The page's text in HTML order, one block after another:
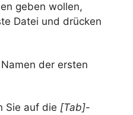
geben wollen,
Datei und drücken
der ersten
Sie auf die [Tab]-